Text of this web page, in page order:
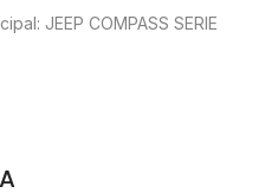
JEEP COMPASS SERIE